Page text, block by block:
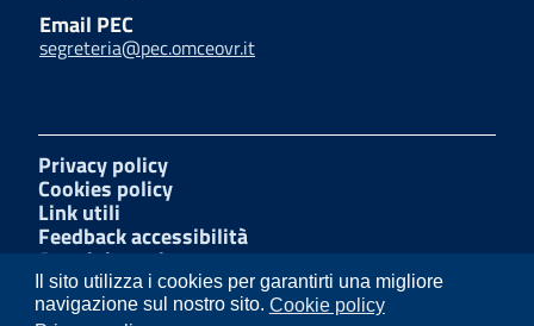
Il sito utilizza i cookies per garantirti una migliore
navigazione sul nostro sito. Cookie policy
Email PEC
segreteria@pec.omceovr.it
Privacy policy
Cookies policy
Link utili
Feedback accessibilità
Amministrazione trasparente
W3C Css
Mappa del sito